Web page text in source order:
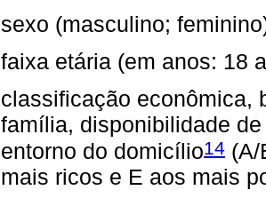
sexo (masculino;
faixa etária (em anos: 18
classificação econômica,
família, disponibilidade
entorno do domicílio14 (A/
mais ricos e E aos mais